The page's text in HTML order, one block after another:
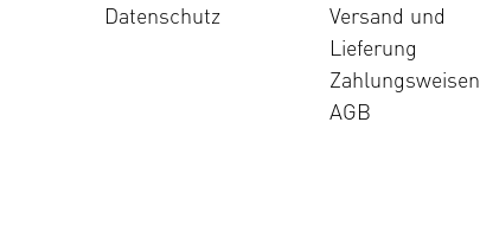
Datenschutz
Versand und
Lieferung
Zahlungsweisen
AGB